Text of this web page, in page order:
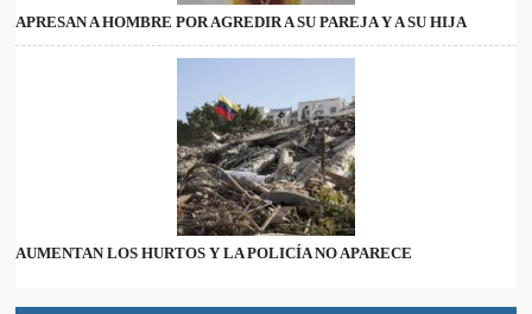
APRESAN A HOMBRE POR AGREDIR A SU PAREJA Y A SU HIJA
AUMENTAN LOS HURTOS Y LA POLICÍA NO APARECE